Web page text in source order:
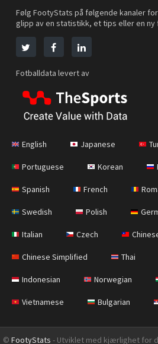
Følg FootyStats på følgende kanaler
glipp av en statistikk, et tips eller en ny
Fotballdata levert av
English Japanese
Portuguese Korean
Spanish French
Swedish Polish
Italian Czech
Chinese Simplified Thai
Indonesian Norwegian
Vietnamese Bulgarian
© FootyStats - Utviklet med kjærlighet for